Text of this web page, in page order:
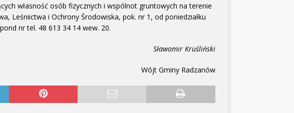
własność osób fizycznych i wspólnot gruntowych na terenie
Leśniictwa i Ochrony Środowiska, pok. nr 1, od poniedziałku
nr tel. 48 613 34 14 wew. 20.
Sławomir Kruśliński
Wójt Gminy Radzanów